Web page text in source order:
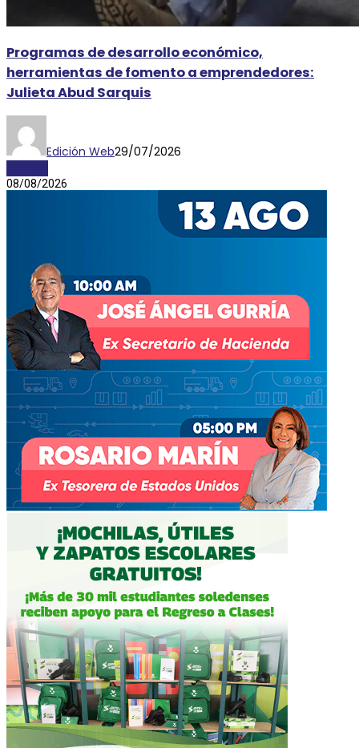
Programas de desarrollo económico,
herramientas de fomento a emprendedores:
Julieta Abud Sarquis
Edición Web29/07/2026
08/08/2026